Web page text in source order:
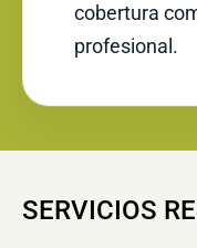
cobertura
profesional.
SERVICIOS